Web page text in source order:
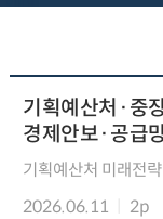
기획예산처·중
경제안보·공급
기획예산처 미래전
2026.06.11
2p